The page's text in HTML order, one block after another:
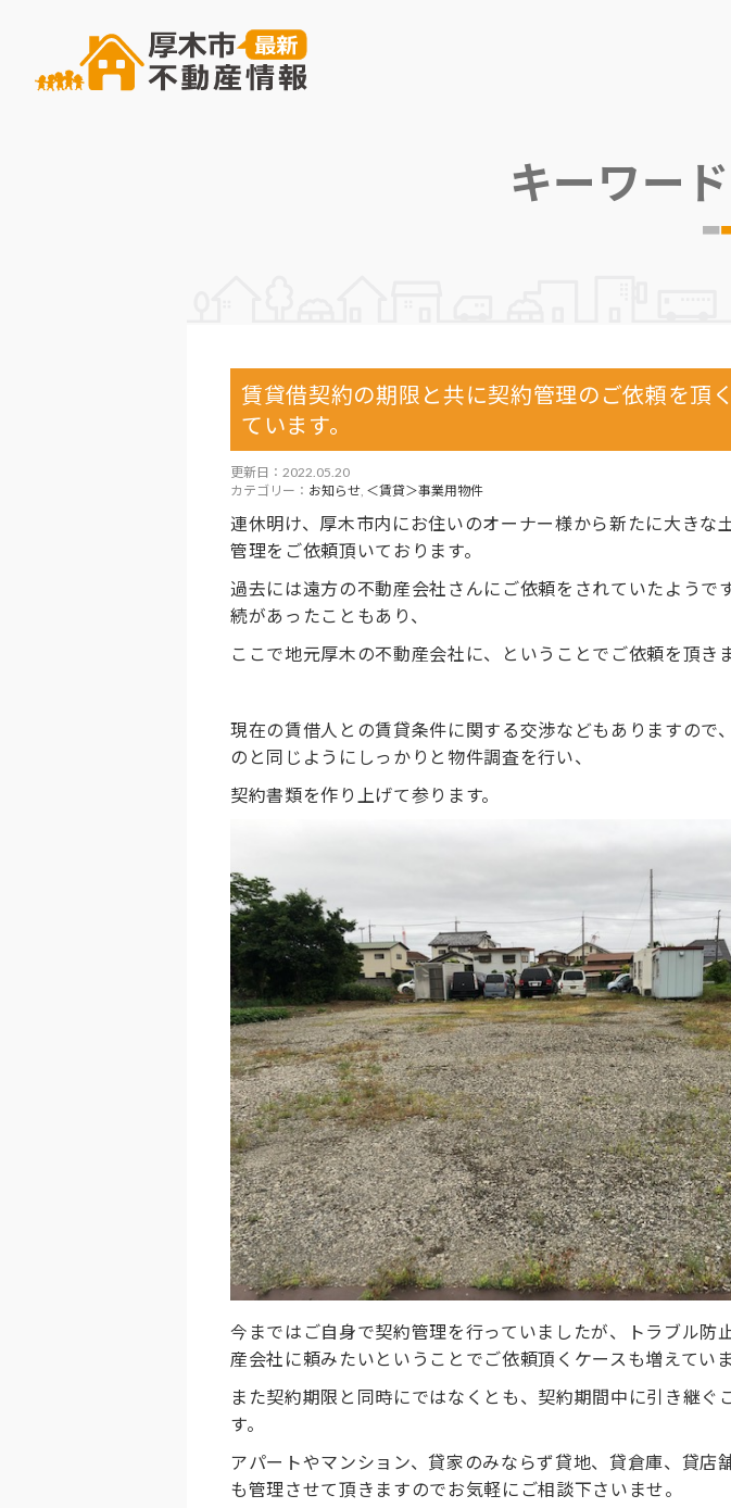
キーワー
賃貸借契約の期限と共に契約管理のご依頼を頂
ています。
更新日：2022.05.20
カテゴリー： お知らせ, ＜賃貸＞事業用物件
連休明け、厚木市内にお住いのオーナー様から新たに大きな
管理をご依頼頂いております。
過去には遠方の不動産会社さんにご依頼をされていたようで
続があったこともあり、
ここで地元厚木の不動産会社に、ということでご依頼を頂き
現在の賃借人との賃貸条件に関する交渉などもありますので
のと同じようにしっかりと物件調査を行い、
契約書類を作り上げて参ります。
今まではご自身で契約管理を行っていましたが、トラブル防
産会社に頼みたいということでご依頼頂くケースも増えていま
また契約期限と同時にではなくとも、契約期間中に引き継ぐ
す。
アパートやマンション、貸家のみならず貸地、貸倉庫、貸店
も管理させて頂きますのでお気軽にご相談下さいませ。